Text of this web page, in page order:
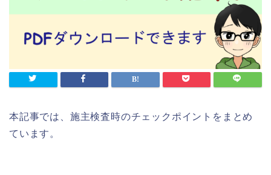
本記事では、施主検査時のチェックポイントをまとめ
ています。